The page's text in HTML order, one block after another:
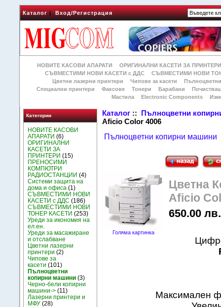
Каталог|Вход/Регистрация
НОВИТЕ КАСОВИ АПАРАТИ
ОРИГИНАЛНИ КАСЕТИ ЗА
СЪВМЕСТИМИ НОВИ КАСЕТИ с ДДС
СЪВМЕСТИМИ НОВИ
Цветни лазерни принтери
Чипове за касети
Специални принтери
Факсове Тонери Барабани
Мастила
Electronic Components
Категории
НОВИТЕ КАСОВИ
АПАРАТИ (6)
ОРИГИНАЛНИ
КАСЕТИ ЗА
ПРИНТЕРИ (15)
ПРЕНОСИМИ
КОМПЮТРИ
РАДИОСТАНЦИИ (4)
Системи защита на
дома и офиса (1)
СЪВМЕСТИМИ НОВИ
КАСЕТИ с ДДС (186)
СЪВМЕСТИМИ НОВИ
ТОНЕР КАСЕТИ (253)
Уреди за икономия на
ел.ен.
Уреди за масажиране
и отслабване
Цветни лазерни
принтери (2)
Чипове за
касети (101)
Пълноцветни
копирни машини (3)
Черно-бели копирни
машини-> (11)
Лазерни принтери и
МФУ (28)
Каталог :: Пълноцветни
Aficio Color 4006
Пълноцветни копирни машини
Голяма картинка
Цветна
Aficio
650.00
Максимален